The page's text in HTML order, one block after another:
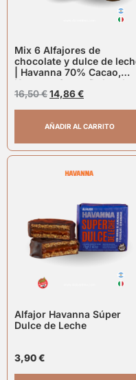
Mix 6 Alfajores de
chocolate y dulce de
| Havanna 70% Cacao,
Havanna Super Dulce de
Leche, Mardel Chocolate
16,50€14,86€
AÑADIR AL CARRITO
Alfajor Havanna Súper
Dulce de Leche
3,90€